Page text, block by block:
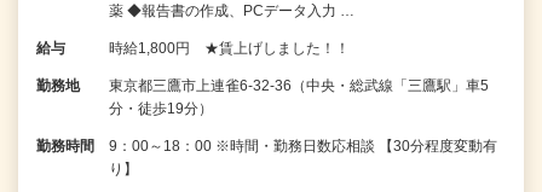
薬 ◆報告書の作成、PCデータ入力 …
給与 時給1,800円 ★賃上げしました！！
勤務地
東京都三鷹市上連雀6-32-36（中央・総武線「三鷹駅」車5
分・徒歩19分）
勤務時間
9：00～18：00 ※時間・勤務日数応相談 【30分程度変動有
り】